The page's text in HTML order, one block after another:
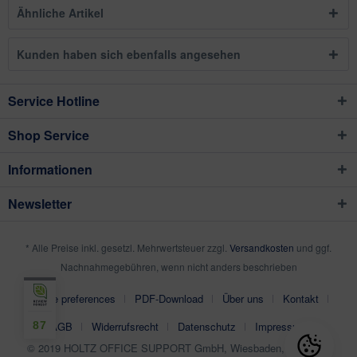
Ähnliche Artikel
Kunden haben sich ebenfalls angesehen
Service Hotline
Shop Service
Informationen
Newsletter
* Alle Preise inkl. gesetzl. Mehrwertsteuer zzgl. Versandkosten und ggf.
Nachnahmegebühren, wenn nicht anders beschrieben
Cookie preferences PDF-Download Über uns
Kontakt
AGB
Widerrufsrecht Datenschutz
Impressum
© 2019 HOLTZ OFFICE SUPPORT GmbH, Wiesbaden, Germany
87